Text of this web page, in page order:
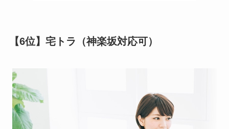
【6位】宅トラ（神楽坂対応可）